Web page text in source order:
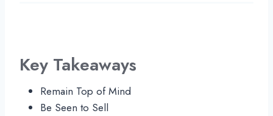
Key Takeaways
Remain Top of Mind
Be Seen to Sell